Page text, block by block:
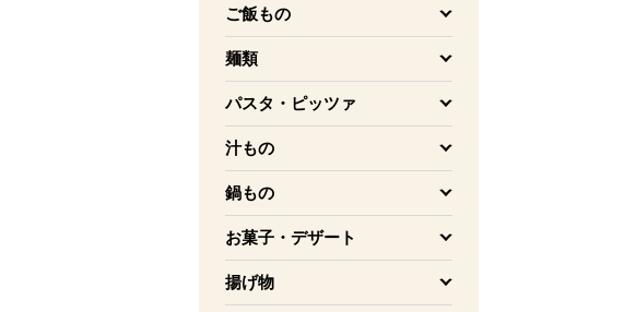
ご飯もの
を開く
麺類
を開く
パスタ・ピッツァ
を開く
汁もの
を開く
鍋もの
を開く
お菓子・デザート
を開く
揚げ物
を開く